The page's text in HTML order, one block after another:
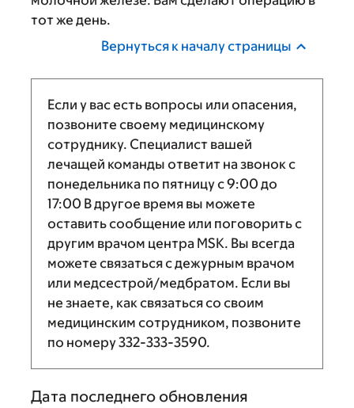
тот же день.
Вернуться к началу страницы
Если у вас есть вопросы или опасения,
позвоните своему медицинскому
сотруднику. Специалист вашей
лечащей команды ответит на звонок с
понедельника по пятницу с9:00 до
17:00 В другое время вы можете
оставить сообщение или поговорить с
другим врачом центра MSK. Вы всегда
можете связаться с дежурным врачом
или медсестрой/медбратом. Если вы
не знаете, как связаться со своим
медицинским сотрудником, позвоните
по номеру332-333-3590.
Дата последнего обновления